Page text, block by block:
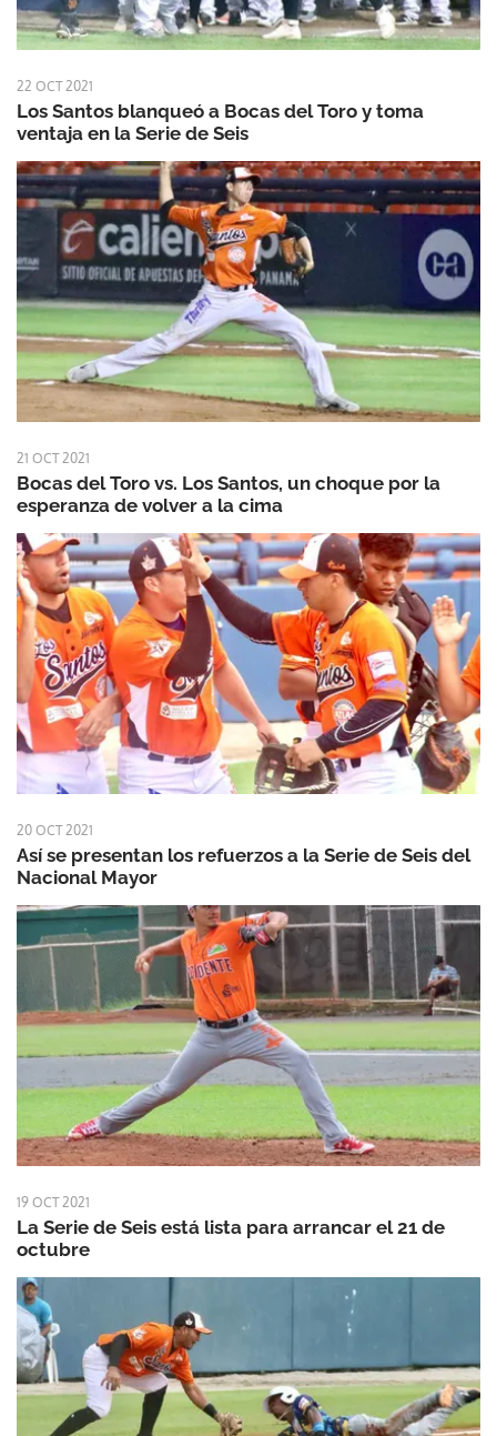
22 OCT 2021
Los Santos blanqueó a Bocas del Toro y toma
ventaja en la Serie de Seis
21 OCT 2021
Bocas del Toro vs. Los Santos, un choque por la
esperanza de volver a la cima
20 OCT 2021
Así se presentan los refuerzos a la Serie de Seis del
Nacional Mayor
19 OCT 2021
La Serie de Seis está lista para arrancar el 21 de
octubre